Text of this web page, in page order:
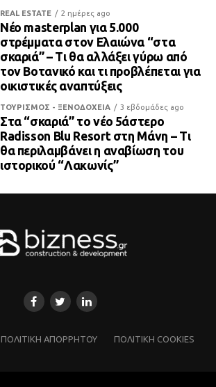
REAL ESTATE 2 ημέρες ago
Νέο masterplan για 5.000
στρέμματα στον Ελαιώνα “στα
σκαριά” – Τι θα αλλάξει γύρω από
τον Βοτανικό και τι προβλέπεται για
οικιστικές αναπτύξεις
ΤΟΥΡΙΣΜΟΣ - ΞΕΝΟΔΟΧΕΙΑ 3 εβδομάδες ago
Στα “σκαριά” το νέο 5άστερο
Radisson Blu Resort στη Μάνη – Τι
θα περιλαμβάνει η αναβίωση του
ιστορικού “Λακωνίς”
ΠΟΛΙΤΙΚΗ ΑΠΟΡΡΗΤΟΥ ΠΟΛΙΤΙΚΗ COOKIES